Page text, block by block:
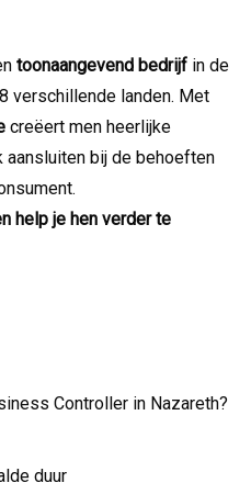
toonaangevend bedrijf in de
verschillende landen. Met
creëert men heerlijke
aansluiten bij de behoeften
help je hen verder te
Controller in Nazareth?
duur